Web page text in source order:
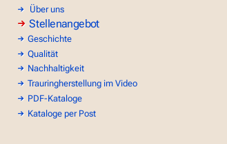
Über uns
Stellenangebot
Geschichte
Qualität
Nachhaltigkeit
Trauringherstellung im Video
PDF-Kataloge
Kataloge per Post